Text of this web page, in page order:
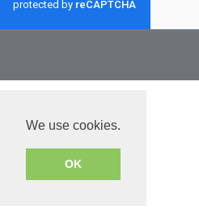
We use cookies.
OK